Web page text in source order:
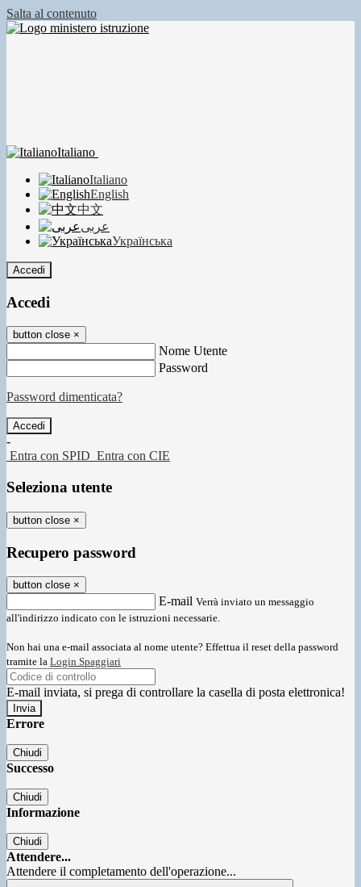
Salta al contenuto
Italiano
Italiano
English
中文
عربى
Українська
Accedi
Accedi
button close ×
Nome Utente
Password
Password dimenticata?
-
Entra con SPID Entra con CIE
Seleziona utente
button close ×
Recupero password
button close ×
E-mail Verrà inviato un messaggio
all'indirizzo indicato con le istruzioni necessarie.
Non hai una e-mail associata al nome utente? Effettua il reset della password
tramite la Login Spaggiari
E-mail inviata, si prega di controllare la casella di posta elettronica!
Errore
Chiudi
Successo
Chiudi
Informazione
Chiudi
Attendere...
Attendere il completamento dell'operazione...